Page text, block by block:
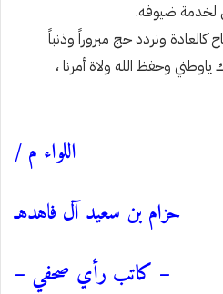
لخدمة ضيوفه.
كالعادة ونردد حج مبروراً وذنباً
وحفظ الله ولاة أمرنا ،
اللواء م /
بن سعيد آل فاهدهـ
رأي صحفي –